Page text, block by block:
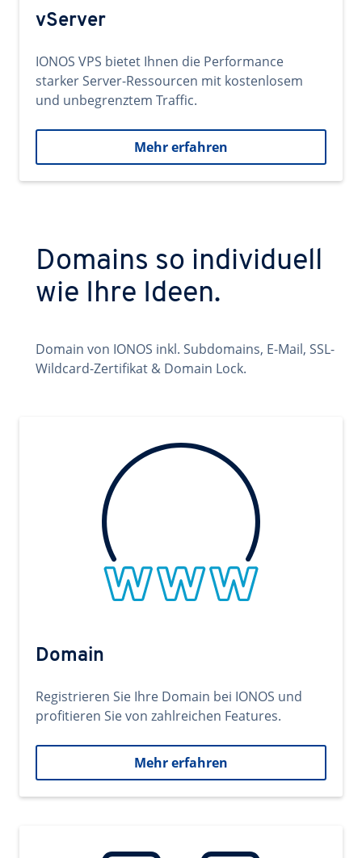
vServer
IONOS VPS bietet Ihnen die Performance
starker Server-Ressourcen mit kostenlosem
und unbegrenztem Traffic.
Mehr erfahren
Domains so individuell
wie Ihre Ideen.
Domain von IONOS inkl. Subdomains, E-Mail, SSL-
Wildcard-Zertifikat & Domain Lock.
Domain
Registrieren Sie Ihre Domain bei IONOS und
profitieren Sie von zahlreichen Features.
Mehr erfahren